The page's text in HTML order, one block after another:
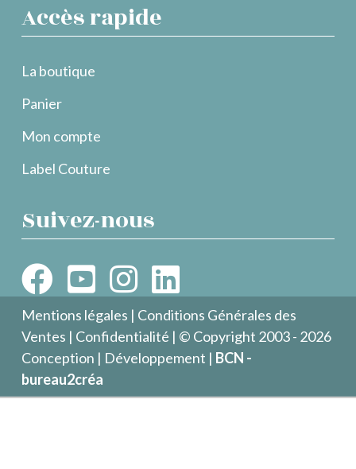
Accès rapide
La boutique
Panier
Mon compte
Label Couture
Suivez-nous
Mentions légales | Conditions Générales des
Ventes | Confidentialité | © Copyright 2003 - 2026
Conception | Développement | BCN -
bureau2créa